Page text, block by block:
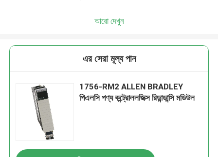
আরো দেখুন
এর সেরা মূল্য পান
1756-RM2 ALLEN BRADLEY
পিএলসি পণ্য কন্ট্রোললজিক্স রিডান্ডান্সি মডিউল